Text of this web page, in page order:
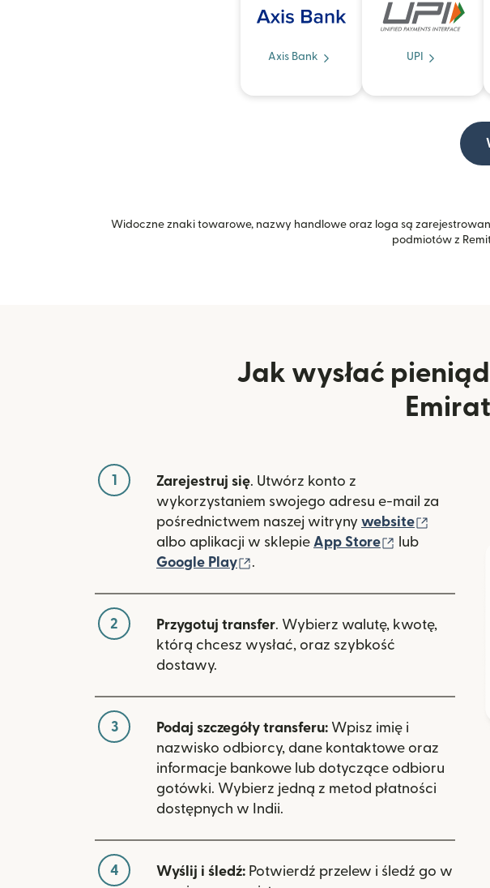
Axis Bank UPI
Widoczne znaki towarowe, nazwy handlowe oraz loga są
podmiotów z
Jak wysłać
1 Zarejestruj się. Utwórz konto z
wykorzystaniem swojego adresu e-mail za
pośrednictwem naszej witryny website
albo aplikacji w sklepie App Store (otwiera się
lub
Google Play
(otwiera się w nowym oknie)
.
2 Przygotuj transfer. Wybierz walutę, kwotę,
którą chcesz wysłać, oraz szybkość
dostawy.
3 Podaj szczegóły transferu: Wpisz imię i
nazwisko odbiorcy, dane kontaktowe oraz
informacje bankowe lub dotyczące odbioru
gotówki. Wybierz jedną z metod płatności
dostępnych w Indii.
4 Wyślij i śledź: Potwierdź przelew i śledź go w